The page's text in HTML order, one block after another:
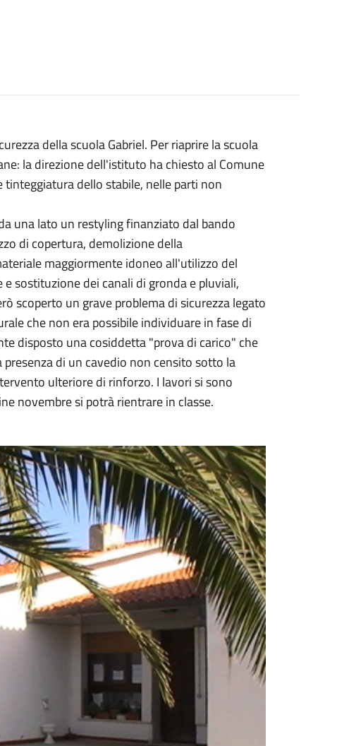
della scuola Gabriel. Per riaprire la scuola
la direzione dell'istituto ha chiesto al Comune
dello stabile, nelle parti non
una lato un restyling finanziato dal bando
di copertura, demolizione della
maggiormente idoneo all'utilizzo del
sostituzione dei canali di gronda e pluviali,
scoperto un grave problema di sicurezza legato
che non era possibile individuare in fase di
disposto una cosiddetta "prova di carico" che
di un cavedio non censito sotto la
ulteriore di rinforzo. I lavori si sono
novembre si potrà rientrare in classe.